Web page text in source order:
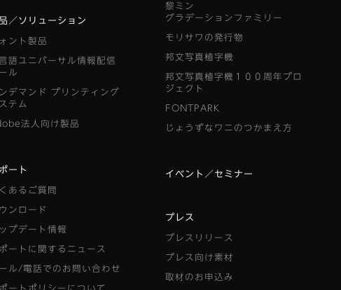
／ソリューション
ント製品
語ユニバーサル情報配信
ル
デマンド プリンティング
テム
法人向け製品
ート
あるご質問
ンロード
プデート情報
ートに関するニュース
ル/電話でのお問い合わせ
ートポリシーについて
黎ミン
グラデーションファミリー
モリサワの発行物
邦文写真植字機
邦文写真植字機１００周年プロ
ジェクト
FONTPARK
じょうずなワニのつかまえ方
イベント／セミナー
プレス
プレスリリース
プレス向け素材
取材のお申込み